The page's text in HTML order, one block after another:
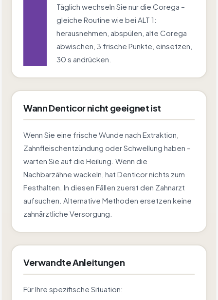
Täglich wechseln Sie nur die Corega –
gleiche Routine wie bei ALT 1:
herausnehmen, abspülen, alte Corega
abwischen, 3 frische Punkte, einsetzen,
30 s andrücken.
Wann Denticor nicht geeignet ist
Wenn Sie eine frische Wunde nach Extraktion,
Zahnfleischentzündung oder Schwellung haben –
warten Sie auf die Heilung. Wenn die
Nachbarzähne wackeln, hat Denticor nichts zum
Festhalten. In diesen Fällen zuerst den Zahnarzt
aufsuchen. Alternative Methoden ersetzen keine
zahnärztliche Versorgung.
Verwandte Anleitungen
Für Ihre spezifische Situation: